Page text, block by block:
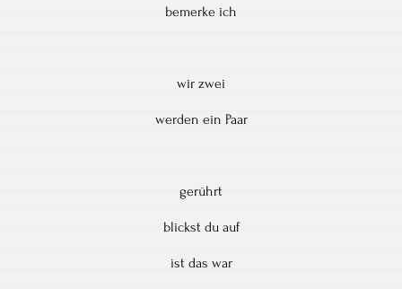
bemerke ich
wir zwei
werden ein Paar
gerührt
blickst du auf
ist das war